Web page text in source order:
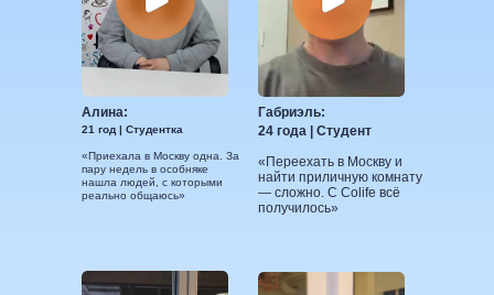
21 год | Студентка
«Приехала в Москву одна. За
пару недель в особняке
нашла людей, с которыми
реально общаюсь»
Алина:
24 года | Студент
«Переехать в Москву и
найти приличную комнату
— сложно. С Colife всё
получилось»
Габриэль: